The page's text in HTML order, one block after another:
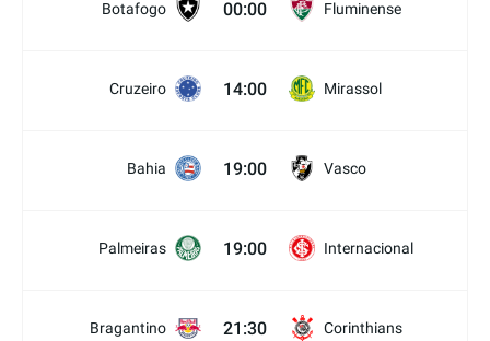
Botafogo 00:00 Fluminense
Cruzeiro 14:00 Mirassol
Bahia 19:00 Vasco
Palmeiras 19:00 Internacional
Bragantino 21:30 Corinthians